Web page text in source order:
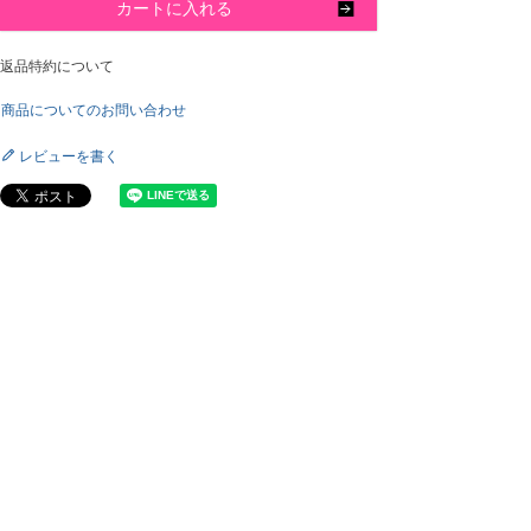
カートに入れる
返品特約について
商品についてのお問い合わせ
レビューを書く